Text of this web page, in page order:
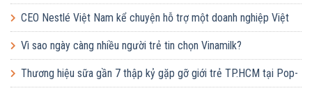
em Việt của Vinamilk
CEO Nestlé Việt Nam kể chuyện hỗ trợ một doanh nghiệp Việt
tăng quy mô gấp 10 lần
Vì sao ngày càng nhiều người trẻ tin chọn Vinamilk?
Thương hiệu sữa gần 7 thập kỷ gặp gỡ giới trẻ TP.HCM tại Pop-